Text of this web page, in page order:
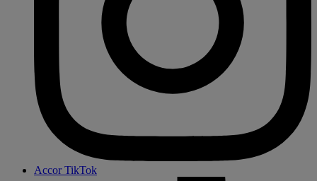
Accor TikTok